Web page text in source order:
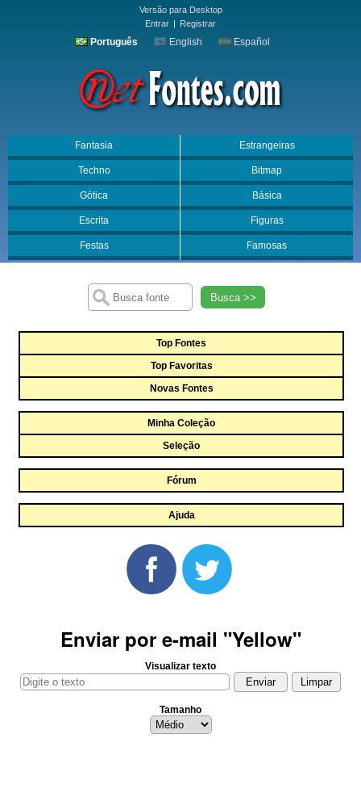
Versão para Desktop
Entrar | Registrar
Português English Español
Fantasia Estrangeiras
Techno Bitmap
Gótica Básica
Escrita Figuras
Festas Famosas
Busca >>
Top Fontes
Top Favoritas
Novas Fontes
Minha Coleção
Seleção
Fórum
Ajuda
Enviar por e-mail "Yellow"
Visualizar texto
Tamanho